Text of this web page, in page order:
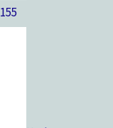
155